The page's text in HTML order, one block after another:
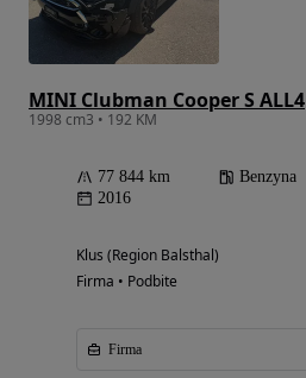
MINI Clubman Cooper S ALL4
1998 cm3 • 192 KM
77 844 km Benzyna
2016
Klus (Region Balsthal)
Firma • Podbite
Firma